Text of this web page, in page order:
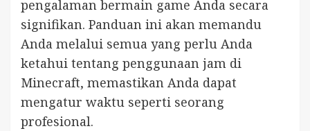
pengalaman bermain game Anda secara
signifikan. Panduan ini akan memandu
Anda melalui semua yang perlu Anda
ketahui tentang penggunaan jam di
Minecraft, memastikan Anda dapat
mengatur waktu seperti seorang
profesional.